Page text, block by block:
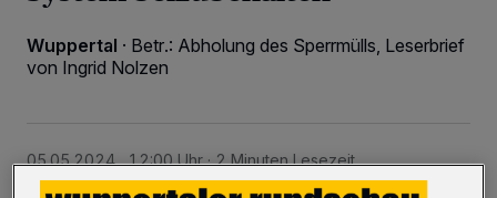
Wuppertal · Betr.: Abholung des Sperrmülls, Leserbrief
von Ingrid Nolzen
05.05.2024 , 12:00 Uhr 2 Minuten Lesezeit